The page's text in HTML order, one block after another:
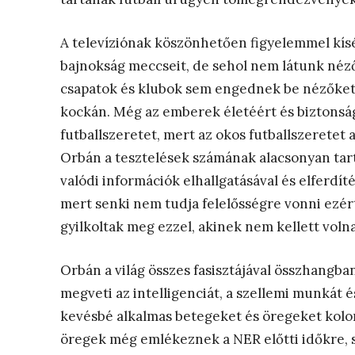
A televíziónak köszönhetően figyelemmel
bajnokság meccseit, de sehol nem látunk
csapatok és klubok sem engednek be
kockán. Még az emberek életéért és
futballszeretet, mert az okos futballszeretet
Orbán a tesztelések számának alacsonyan
valódi információk elhallgatásával és
mert senki nem tudja felelősségre vonni
gyilkoltak meg ezzel, akinek nem kellett
Orbán a világ összes fasisztájával
megveti az intelligenciát, a szellemi munkát
kevésbé alkalmas betegeket és öregeket
öregek még emlékeznek a NER előtti